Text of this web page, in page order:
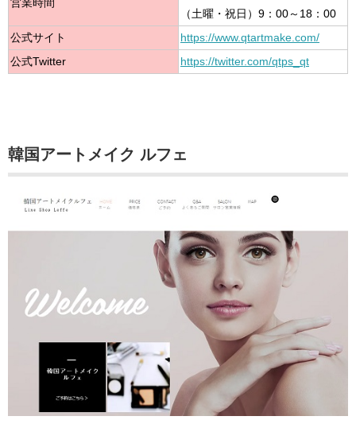
営業時間
（土曜・祝日）9：00～18：00
公式サイト
https://www.qtartmake.com/
公式Twitter
https://twitter.com/qtps_qt
韓国アートメイク ルフェ